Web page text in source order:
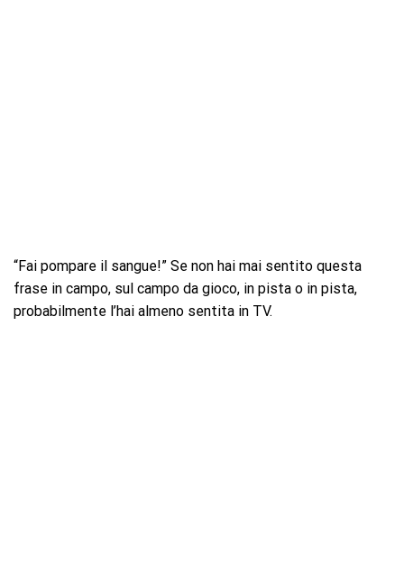
“Fai pompare il sangue!” Se non hai mai sentito questa
frase in campo, sul campo da gioco, in pista o in pista,
probabilmente l’hai almeno sentita in TV.